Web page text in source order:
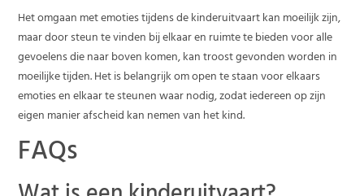
Het omgaan met emoties tijdens de kinderuitvaart kan moeilijk zijn,
maar door steun te vinden bij elkaar en ruimte te bieden voor alle
gevoelens die naar boven komen, kan troost gevonden worden in
moeilijke tijden. Het is belangrijk om open te staan voor elkaars
emoties en elkaar te steunen waar nodig, zodat iedereen op zijn
eigen manier afscheid kan nemen van het kind.
FAQs